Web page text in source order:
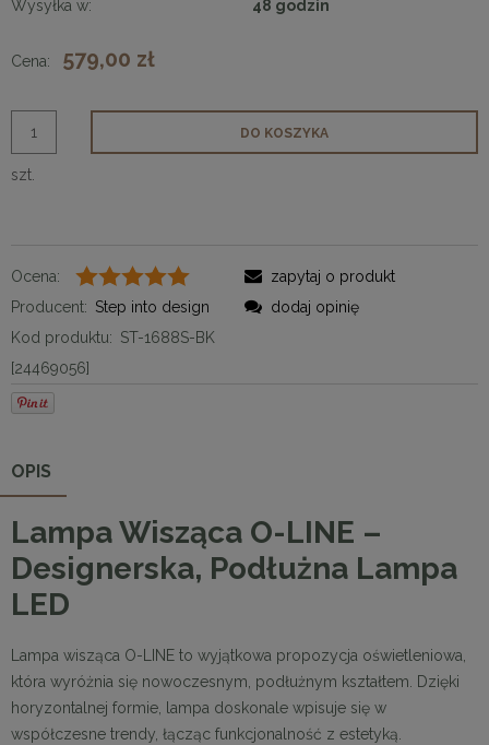
Wysyłka w:
48 godzin
Cena: 579,00 zł
szt.
DO KOSZYKA
Ocena:
Producent: Step into design
Kod produktu: ST-1688S-BK
[24469056]
zapytaj o produkt
dodaj opinię
OPIS
Lampa Wisząca O-LINE –
Designerska, Podłużna Lampa
LED
Lampa wisząca O-LINE to wyjątkowa propozycja oświetleniowa,
która wyróżnia się nowoczesnym, podłużnym kształtem. Dzięki
horyzontalnej formie, lampa doskonale wpisuje się w
współczesne trendy, łącząc funkcjonalność z estetyką.